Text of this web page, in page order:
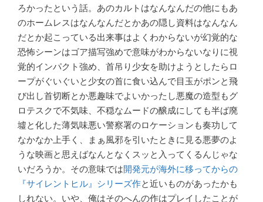
ろかったという話。あのカルトはなんなんだの他にもあ
のホームレスはなんなんだとかあの隠し資料はなんなん
だとか起こっている出来事はよくわからないが幻覚的な
恐怖シーンはゴア描写強めで意味がわからないなりに視
覚的インパクト強め、首吊り少女を助けようとしたらロ
ープがぐいぐいと少女の首に食い込んで目玉がポンと飛
び出し首切断とか悪趣味でよいかったし悪魔の造型もグ
ロテスクで不気味、不穏なムードの醸成にしても半ば廃
墟と化した薄気味悪い警察署のロケーションも奏功して
なかなか上手く、まぁ風邪を引いたときに見る悪夢のよ
うな映画と思えばなんとなくスッと入ってくるんじゃな
いだろうか。その意味では開発元が海外に移ってからの
『サイレントヒル』シリーズ作と近いものがあったかも
しれない。いや、俺はそのへんの作はプレイしたことが